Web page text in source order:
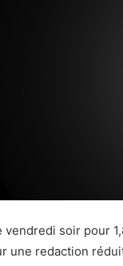
vendredi soir pour
une redaction